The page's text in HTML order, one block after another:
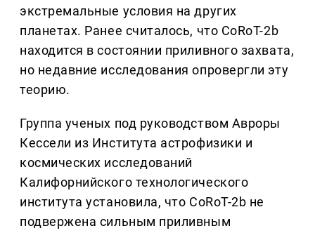
экстремальные условия на других
планетах. Ранее считалось, что CoRoT-2b
находится в состоянии приливного захвата,
но недавние исследования опровергли эту
теорию.
Группа ученых под руководством Авроры
Кессели из Института астрофизики и
космических исследований
Калифорнийского технологического
института установила, что CoRoT-2b не
подвержена сильным приливным